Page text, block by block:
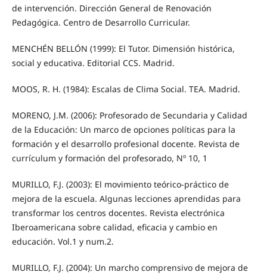
de intervención. Dirección General de Renovación
Pedagógica. Centro de Desarrollo Curricular.
MENCHÉN BELLÓN (1999): El Tutor. Dimensión histórica,
social y educativa. Editorial CCS. Madrid.
MOOS, R. H. (1984): Escalas de Clima Social. TEA. Madrid.
MORENO, J.M. (2006): Profesorado de Secundaria y Calidad
de la Educación: Un marco de opciones políticas para la
formación y el desarrollo profesional docente. Revista de
currículum y formación del profesorado, Nº 10, 1
MURILLO, F.J. (2003): El movimiento teórico-práctico de
mejora de la escuela. Algunas lecciones aprendidas para
transformar los centros docentes. Revista electrónica
Iberoamericana sobre calidad, eficacia y cambio en
educación. Vol.1 y num.2.
MURILLO, F.J. (2004): Un marcho comprensivo de mejora de